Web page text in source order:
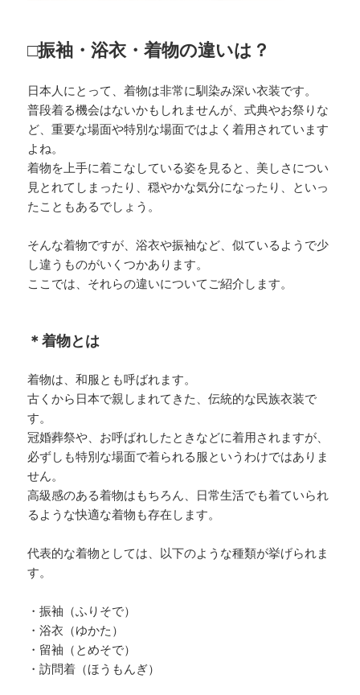
□振袖・浴衣・着物の違いは？
日本人にとって、着物は非常に馴染み深い衣装です。
普段着る機会はないかもしれませんが、式典やお祭りな
ど、重要な場面や特別な場面ではよく着用されています
よね。
着物を上手に着こなしている姿を見ると、美しさについ
見とれてしまったり、穏やかな気分になったり、といっ
たこともあるでしょう。
そんな着物ですが、浴衣や振袖など、似ているようで少
し違うものがいくつかあります。
ここでは、それらの違いについてご紹介します。
＊着物とは
着物は、和服とも呼ばれます。
古くから日本で親しまれてきた、伝統的な民族衣装で
す。
冠婚葬祭や、お呼ばれしたときなどに着用されますが、
必ずしも特別な場面で着られる服というわけではありま
せん。
高級感のある着物はもちろん、日常生活でも着ていられ
るような快適な着物も存在します。
代表的な着物としては、以下のような種類が挙げられま
す。
・振袖（ふりそで）
・浴衣（ゆかた）
・留袖（とめそで）
・訪問着（ほうもんぎ）